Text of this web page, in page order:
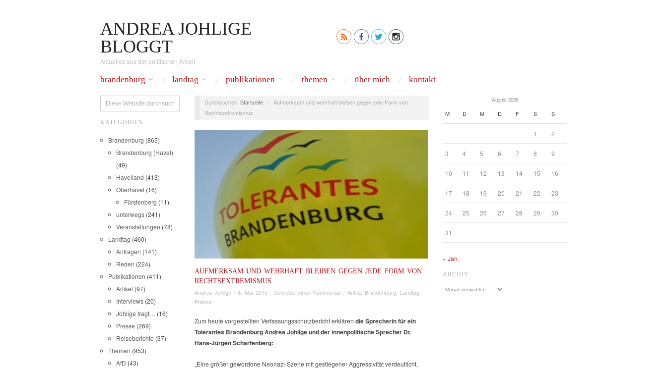
ANDREA JOHLIGE
BLOGGT
Aktuelles aus der politischen Arbeit
brandenburg landtag publikationen themen über mich kontakt
KATEGORIEN
Brandenburg (865)
Brandenburg (Havel)
(49)
Havelland (413)
Oberhavel (16)
Fürstenberg (11)
unterwegs (241)
Veranstaltungen (78)
Landtag (460)
Anfragen (141)
Reden (224)
Publikationen (411)
Artikel (97)
Interviews (20)
Johlige fragt… (16)
Presse (269)
Reiseberichte (37)
Themen (953)
AfD (43)
Durchsuchen: Startseite /
Aufmerksam und wehrhaft bleiben gegen jede Form von
Rechtsextremismus
AUFMERKSAM UND WEHRHAFT BLEIBEN GEGEN JEDE FORM VON
RECHTSEXTREMISMUS
Andrea Johlige / 6. Mai 2015 / Schreibe einen Kommentar / Antifa Brandenburg Landtag
Presse
Zum heute vorgestellten Verfassungsschutzbericht erklären die Sprecherin für ein
Tolerantes Brandenburg Andrea Johlige und der innenpolitische Sprecher Dr.
Hans-Jürgen Scharfenberg:
„Eine größer gewordene Neonazi-Szene mit gestiegener Aggressivität verdeutlicht,
August 2026
M D M D F S S
1 2
3 4 5 6 7 8 9
10 11 12 13 14 15 16
17 18 19 20 21 22 23
24 25 26 27 28 29 30
31
« Jan.
ARCHIV
Archiv